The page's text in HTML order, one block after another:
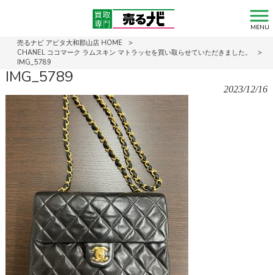
MENU
売るナビ アピタ大和郡山店 HOME
>
CHANEL ココマーク ラムスキン マトラッセを買い取らせていただきました。
>
IMG_5789
IMG_5789
2023/12/16